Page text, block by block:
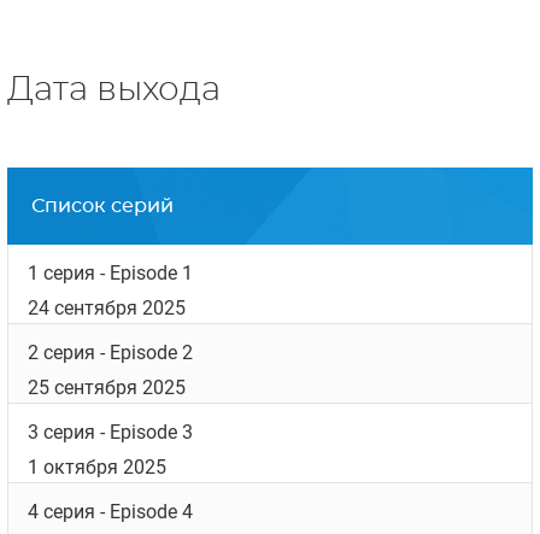
Дата выхода
Список серий
1 серия - Episode 1
24 сентября 2025
2 серия - Episode 2
25 сентября 2025
3 серия - Episode 3
1 октября 2025
4 серия - Episode 4